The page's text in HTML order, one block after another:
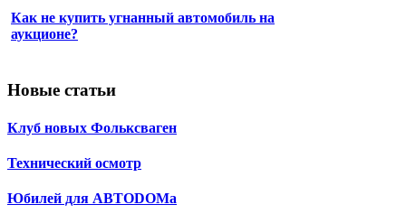
Как не купить угнанный автомобиль на
аукционе?
Новые статьи
Клуб новых Фольксваген
Технический осмотр
Юбилей для АВТОDОМа